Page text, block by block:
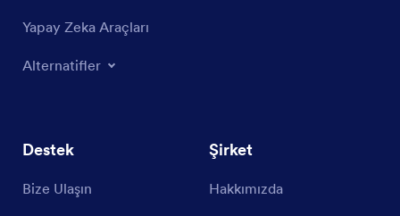
Yapay Zeka Araçları
Alternatifler
Destek
Bize Ulaşın
Şirket
Hakkımızda